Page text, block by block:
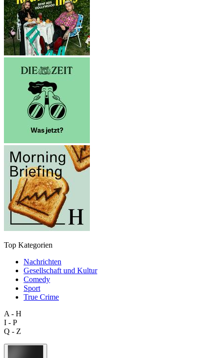
Top Kategorien
Nachrichten
Gesellschaft und Kultur
Comedy
Sport
True Crime
A - H
I - P
Q - Z